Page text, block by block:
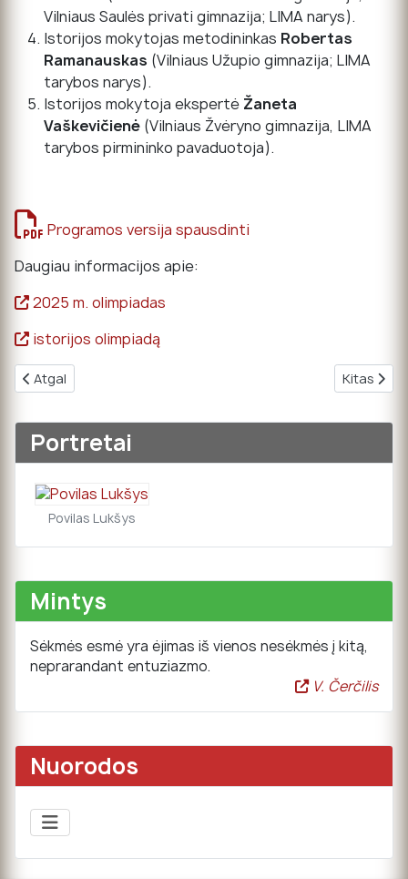
Vilniaus Saulės privati gimnazija; LIMA narys).
Istorijos mokytojas metodininkas Robertas
Ramanauskas (Vilniaus Užupio gimnazija; LIMA
tarybos narys).
Istorijos mokytoja ekspertė Žaneta
Vaškevičienė (Vilniaus Žvėryno gimnazija, LIMA
tarybos pirmininko pavaduotoja).
Programos versija spausdinti
Daugiau informacijos apie:
2025 m. olimpiadas
istorijos olimpiadą
Ankstesnis straipsnis: 2024 metų XXXIII Lietuvos mokinių
Atgal Kitas
Kitas
Portretai
Povilas Lukšys
Mintys
Sėkmės esmė yra ėjimas iš vienos nesėkmės į kitą,
neprarandant entuziazmo.
V. Čerčilis
Nuorodos